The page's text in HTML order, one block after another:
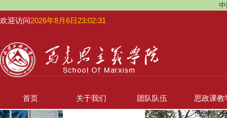
欢迎访问2026年8月6日23:02:32
首页 关于我们 团队队伍 思政课教